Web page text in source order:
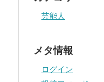
芸能人
メタ情報
ログイン